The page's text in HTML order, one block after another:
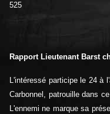
525
Rapport Lieutenant Barst
L'intéressé participe le 24 à
Carbonnel, patrouille dans
L'ennemi ne marque sa